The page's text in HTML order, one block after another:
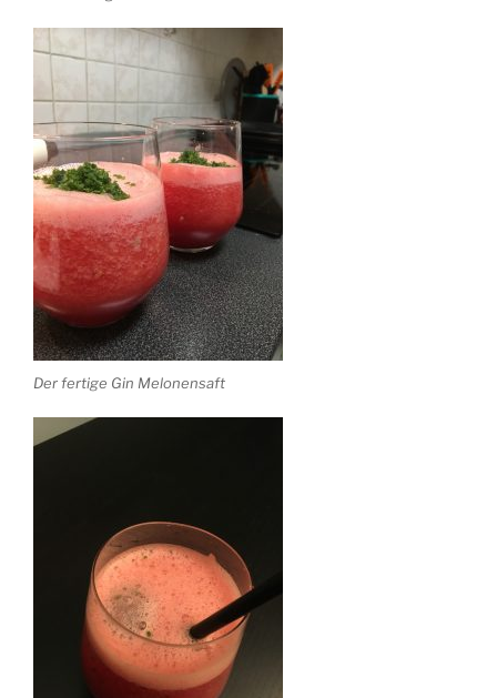
Der fertige Gin Melonensaft